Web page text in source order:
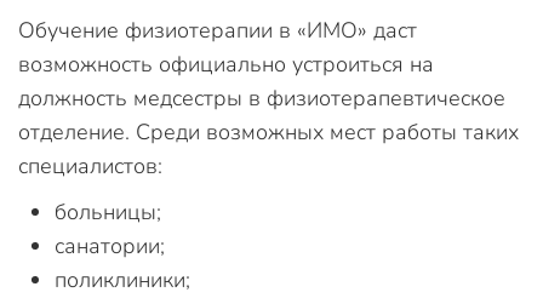
Обучение физиотерапии в «ИМО» даст
возможность официально устроиться на
должность медсестры в физиотерапевтическое
отделение. Среди возможных мест работы таких
специалистов:
больницы;
санатории;
поликлиники;